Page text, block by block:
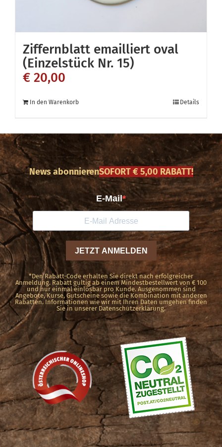
Ziffernblatt emailliert oval
(Einzelstück Nr. 15)
€ 20,00
In den Warenkorb Details
News abonnierenSOFORT € 5,00 RABATT!
*Den Rabatt-Code erhalten Sie direkt nach erfolgreicher
Anmeldung. Rabatt gültig ab einem Mindestbestellwert von € 100
und nur einmal einlösbar pro Kunde. Ausgenommen sind
Angebote, Kurse, Gutscheine sowie die Kombination mit anderen
Rabatten. Informationen wie wir mit Ihren Daten umgehen finden
Sie in unserer Datenschutzerklärung.